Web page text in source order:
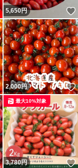
いいね！
5,650円
いいね！
2,000円
いいね！
3,780円
最大10%対象